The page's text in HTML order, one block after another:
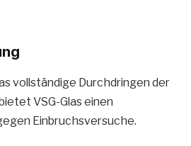
vollständige Durchdringen der
VSG-Glas einen
Einbruchsversuche.